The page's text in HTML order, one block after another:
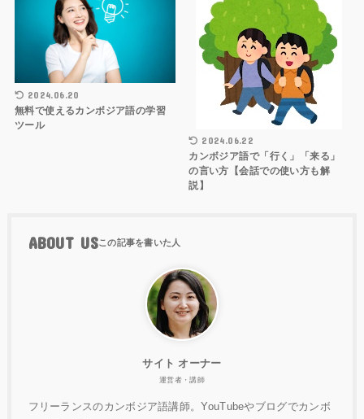
2024.06.20
無料で使えるカンボジア語の学習
ツール
2024.06.22
カンボジア語で「行く」「来る」
の言い方【会話での使い方も解
説】
ABOUT US
サイト オーナー
運営者・講師
フリーランスのカンボジア語講師。YouTubeやブログでカンボ